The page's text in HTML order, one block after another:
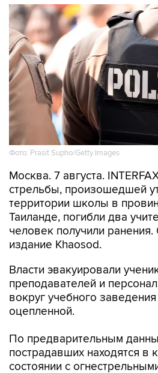
Фото: Prasit Supho/Getty Images
Москва. 7 августа.
территории школы в
Таиланде, погибли два
человек получили
издание Khaosod.
Власти эвакуировали
вокруг учебного заведения
оцепленной.
По предварительным
состоянии с
грудной клетки.